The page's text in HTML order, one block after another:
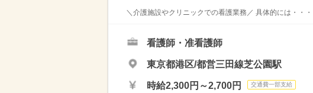
＼介護施設やクリニックでの看護業務／ 具体的には・・
看護師・准看護師
東京都港区/都営三田線芝公園駅
時給2,300円～2,700円 交通費一部支給